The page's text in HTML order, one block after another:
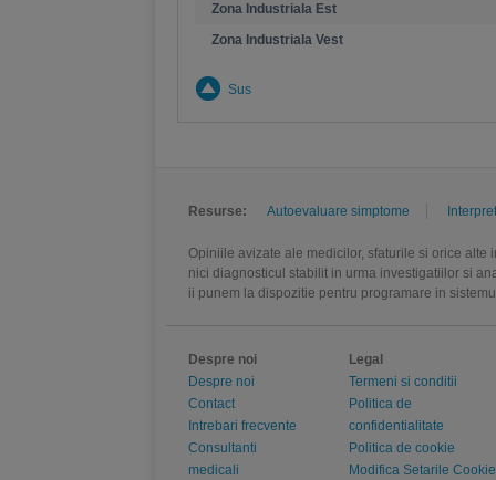
Zona Industriala Est
Zona Industriala Vest
Sus
Resurse: Autoevaluare simptome
Opiniile avizate ale medicilor, sfaturile si orice
nici diagnosticul stabilit in urma investigatiilor si
ii punem la dispozitie pentru programare in
Despre noi
Despre noi
Contact
Intrebari frecvente
Consultanti
medicali
Legal
Termeni si conditii
Politica de
confidentialitate
Politica de cookie
Modifica Setarile Cookie